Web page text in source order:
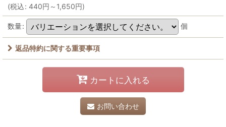
(税込: 440円 ～1,650円)
数量: 個
返品特約に関する重要事項
カートに入れる
お問い合わせ